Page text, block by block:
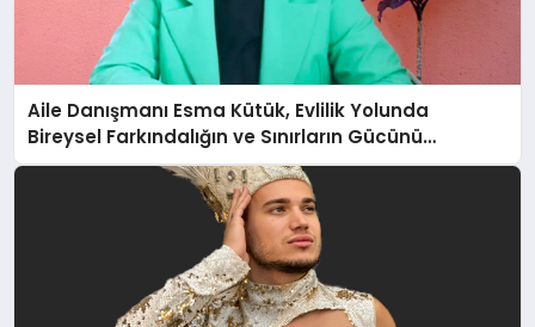
Aile Danışmanı Esma Kütük, Evlilik Yolunda
Bireysel Farkındalığın ve Sınırların Gücünü
Anlatıyor